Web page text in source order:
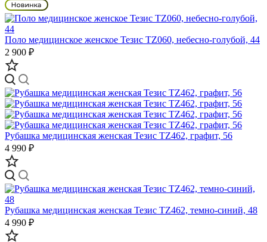
Поло медицинское женское Тезис TZ060, небесно-голубой, 44
2 900 ₽
Рубашка медицинская женская Тезис TZ462, графит, 56
4 990 ₽
Рубашка медицинская женская Тезис TZ462, темно-синий, 48
4 990 ₽